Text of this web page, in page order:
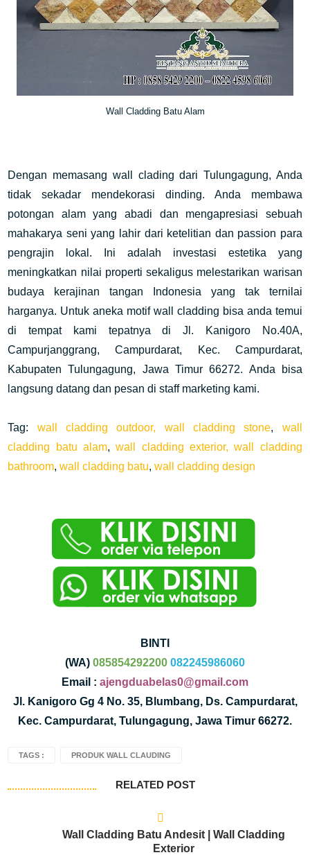
Wall Cladding Batu Alam
Dengan memasang wall clading dari Tulungagung, Anda
tidak sekadar mendekorasi dinding. Anda membawa
potongan alam yang abadi dan mengapresiasi sebuah
mahakarya seni yang lahir dari ketelitian dan passion para
pengrajin lokal. Ini adalah investasi estetika yang
meningkatkan nilai properti sekaligus melestarikan warisan
budaya kerajinan tangan Indonesia yang tak ternilai
harganya. Untuk aneka motif wall cladding bisa anda temui
di tempat kami tepatnya di Jl. Kanigoro No.40A,
Campurjanggrang, Campurdarat, Kec. Campurdarat,
Kabupaten Tulungagung, Jawa Timur 66272. Anda bisa
langsung datang dan pesan di staff marketing kami.
Tag: wall cladding outdoor, wall cladding stone, wall
cladding batu alam,wall cladding exterior, wall cladding
bathroom,wall cladding batu,wall cladding design
BINTI
(WA) 085854292200 082245986060
Email : ajengduabelas0@gmail.com
Jl. Kanigoro Gg 4 No. 35, Blumbang, Ds. Campurdarat,
Kec. Campurdarat, Tulungagung, Jawa Timur 66272.
TAGS : PRODUK WALL CLAUDING
RELATED POST
Wall Cladding Batu Andesit | Wall Cladding
Exterior